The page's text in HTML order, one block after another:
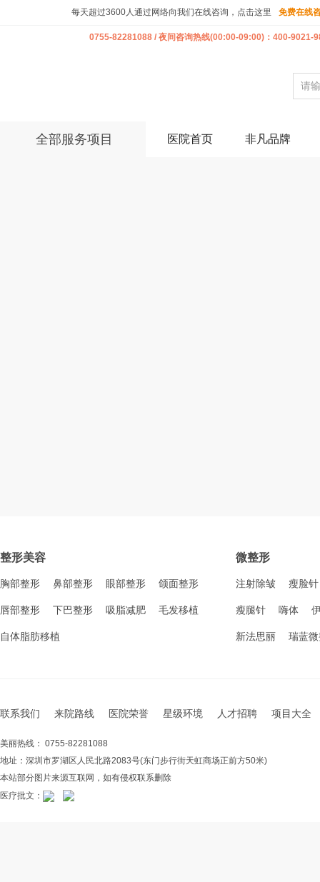
每天超过3600人通过网络向我们在线咨询，点击这里 免费在线
0755-82281088 / 夜间咨询热线(00:00-09:00)：400-9021-
全部服务项目 医院首页 非凡品牌
整形美容
胸部整形 鼻部整形 眼部整形 颌面整形
唇部整形 下巴整形 吸脂减肥 毛发移植
自体脂肪移植
微整形
注射除皱 瘦脸针
瘦腿针 嗨体
新法思丽 瑞蓝
联系我们 来院路线 医院荣誉 星级环境 人才招聘 项目大全
美丽热线： 0755-82281088
地址：深圳市罗湖区人民北路2083号(东门步行街天虹商场正前方50米)
本站部分图片来源互联网，如有侵权联系删除
医疗批文：